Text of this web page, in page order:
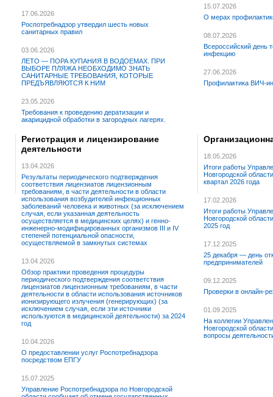
17.06.2026
Роспотребнадзор утвердил шесть новых
санитарных правил
03.06.2026
ЛЕТО — ПОРА КУПАНИЯ В ВОДОЕМАХ. ПРИ
ВЫБОРЕ ПЛЯЖА НЕОБХОДИМО ЗНАТЬ
САНИТАРНЫЕ ТРЕБОВАНИЯ, КОТОРЫЕ
ПРЕДЪЯВЛЯЮТСЯ К НИМ
23.05.2026
Требования к проведению дератизации и
акарицидной обработки в загородных лагерях.
15.07.2026
О мерах
08.07.2026
Всероссийский день
инфекцию
27.06.2026
Профилактика ВИЧ-
Регистрация и лицензирование
деятельности
13.04.2026
Результаты периодического подтверждения
соответствия лицензиатов лицензионным
требованиям, в части деятельности в области
использования возбудителей инфекционных
заболеваний человека и животных (за исключением
случая, если указанная деятельность
осуществляется в медицинских целях) и генно-
инженерно-модифицированных организмов III и IV
степеней потенциальной опасности,
осуществляемой в замкнутых системах
13.04.2026
Обзор практики проведения процедуры
периодического подтверждения соответствия
лицензиатов лицензионным требованиям, в части
деятельности в области использования источников
ионизирующего излучения (генерирующих) (за
исключением случая, если эти источники
используются в медицинской деятельности) за 2024
год
10.04.2026
О предоставлении услуг Роспотребнадзора
посредством ЕПГУ
15.07.2025
Управление Роспотребнадзора по Новгородской
18.05.2026
Итоги работы
Новгородской
квартал 2026 года
17.02.2026
Итоги работы
Новгородской
2025 год
17.12.2025
25 декабря — день
предпринимателей
09.12.2025
Проверки в онлайн-
01.09.2025
На коллегии
Новгородской
вопросы